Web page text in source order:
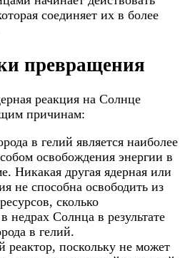
соединяет их в более
превращения
реакция на Солнце
причинам:
в гелий является наиболее
освобождения энергии в
Никакая другая ядерная или
не способна освободить из
сколько
недрах Солнца в результате
в гелий.
реактор, поскольку не может